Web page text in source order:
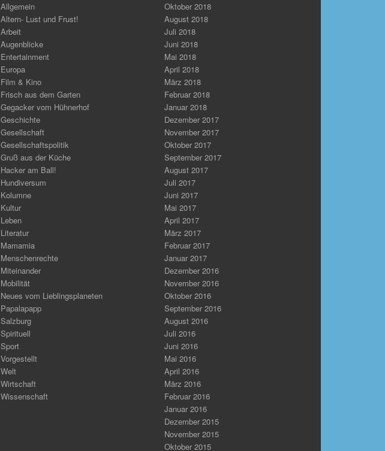
Allgemein
Altern- Lust und Frust!
Arbeit
Augenblicke
Entertainment
Europa
Film & Kino
Frisch aus dem Garten
Gegacker vom Hühnerhof
Geschichte
Gesellschaft
Gesellschaftspolitik
Gruß aus der Küche
Hacker am Ball!
Hundiversum
Kolumne
Kultur
Leben
Literatur
Mamamia
Menschenrechte
Miteinander
Mobilität
Neues vom Lieblingsplaneten
Papalapapp
Salzburg
Spirituell
Sport
Vorgestellt
Welt
Wirtschaft
Wissenschaft
Oktober 2018
August 2018
Juli 2018
Juni 2018
Mai 2018
April 2018
März 2018
Februar 2018
Januar 2018
Dezember 2017
November 2017
Oktober 2017
September 2017
August 2017
Juli 2017
Juni 2017
Mai 2017
April 2017
März 2017
Februar 2017
Januar 2017
Dezember 2016
November 2016
Oktober 2016
September 2016
August 2016
Juli 2016
Juni 2016
Mai 2016
April 2016
März 2016
Februar 2016
Januar 2016
Dezember 2015
November 2015
Oktober 2015